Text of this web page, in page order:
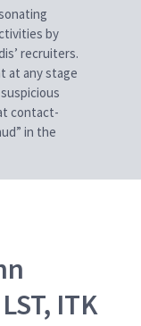
by
recruiters.
at any stage
contact-
in the
ITK